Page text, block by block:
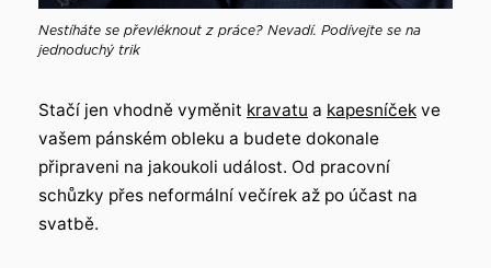
Nestíháte se převléknout z práce? Nevadí. Podívejte se na
jednoduchý trik
Stačí jen vhodně vyměnit kravatu a kapesníček ve
vašem pánském obleku a budete dokonale
připraveni na jakoukoli událost. Od pracovní
schůzky přes neformální večírek až po účast na
svatbě.